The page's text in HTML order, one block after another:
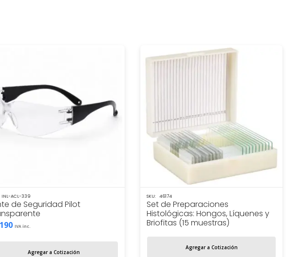
INL-ACL-339
de Seguridad Pilot
IVA inc.
Agregar a Cotización
SKU: 46174
Set de Preparaciones
Histológicas: Hongos, Líquenes y
Briofitas (15 muestras)
Agregar a Cotización